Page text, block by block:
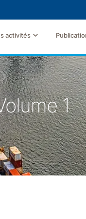
activités
1